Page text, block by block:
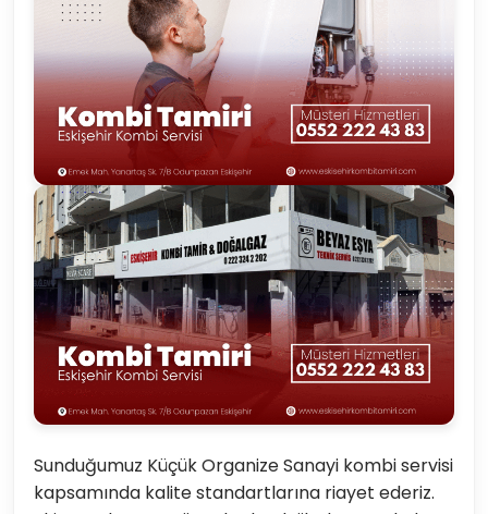
Sunduğumuz Küçük Organize Sanayi kombi servisi
kapsamında kalite standartlarına riayet ederiz.